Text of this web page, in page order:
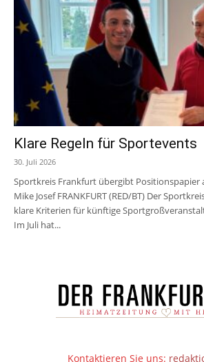
Klare Regeln für Sportevents
30. Juli 2026
Sportkreis Frankfurt übergibt Positionspapier
Mike Josef FRANKFURT (RED/BT) Der
klare Kriterien für künftige
Im Juli hat...
Kontaktieren Sie uns: